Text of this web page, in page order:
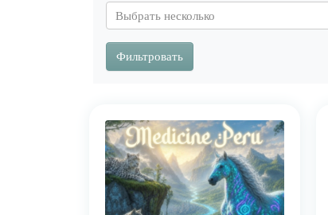
Фильтровать